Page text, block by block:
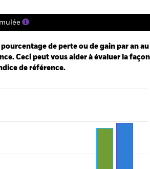
de perte ou de gain par an au
Ceci peut vous aider à évaluer la façon
de référence.